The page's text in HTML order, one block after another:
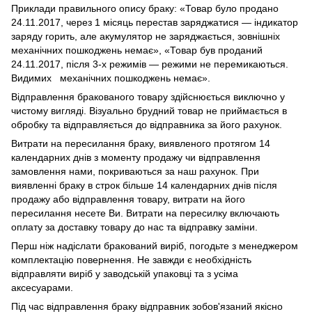
Приклади правильного опису браку: «Товар було продано
24.11.2017, через 1 місяць перестав заряджатися — індикатор
заряду горить, але акумулятор не заряджається, зовнішніх
механічних пошкоджень немає», «Товар був проданий
24.11.2017, після 3-х режимів — режими не перемикаються.
Видимих механічних пошкоджень немає».
Відправлення бракованого товару здійснюється виключно у
чистому вигляді. Візуально брудний товар не приймається в
обробку та відправляється до відправника за його рахунок.
Витрати на пересилання браку, виявленого протягом 14
календарних днів з моменту продажу чи відправлення
замовлення нами, покриваються за наш рахунок. При
виявленні браку в строк більше 14 календарних днів після
продажу або відправлення товару, витрати на його
пересилання несете Ви. Витрати на пересилку включають
оплату за доставку товару до нас та відправку заміни.
Перш ніж надіслати бракований виріб, погодьте з менеджером
комплектацію повернення. Не завжди є необхідність
відправляти виріб у заводській упаковці та з усіма
аксесуарами.
Під час відправлення браку відправник зобов'язаний якісно